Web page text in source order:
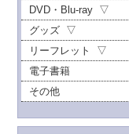
DVD・Blu-ray
グッズ
リーフレット
電子書籍
その他